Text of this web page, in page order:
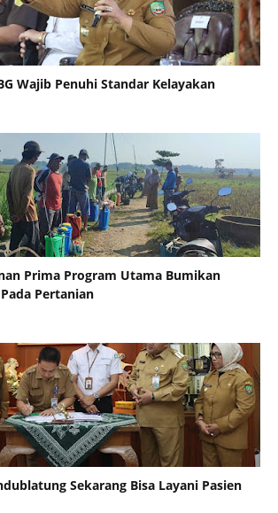
Wajib Penuhi Standar Kelayakan
Prima Program Utama Bumikan
Pertanian
Sekarang Bisa Layani Pasien